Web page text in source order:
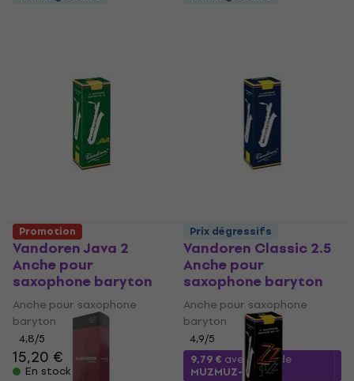
Vandoren Java 2
Anche pour
saxophone baryton
Anche pour saxophone
baryton
4,8/5
15,20 €
En stock
Vandoren Classic 2.5
Anche pour
saxophone baryton
Anche pour saxophone
baryton
4,9/5
9,79 € avec le code
MUZMUZ-10
Promotion Prix dégressifs